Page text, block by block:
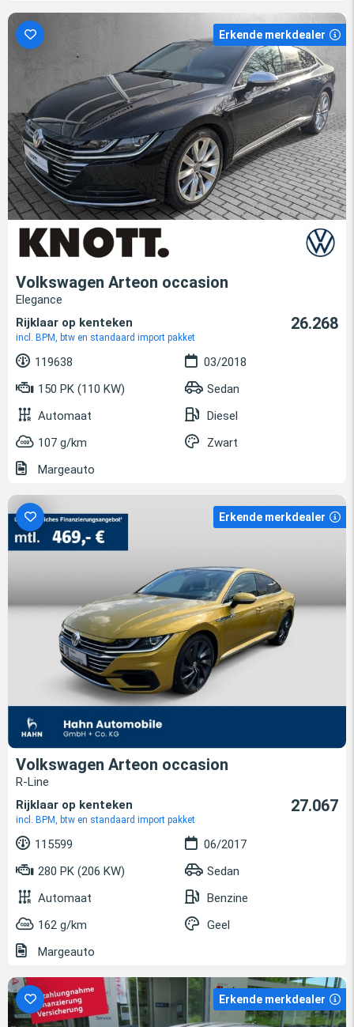
Erkende merkdealer
Volkswagen Arteon occasion
Elegance
Rijklaar op kenteken
incl. BPM, btw en standaard import pakket
26.268
119638
03/2018
150 PK (110 KW)
Sedan
Automaat
Diesel
107 g/km
Zwart
Margeauto
Erkende merkdealer
Volkswagen Arteon occasion
R-Line
Rijklaar op kenteken
incl. BPM, btw en standaard import pakket
27.067
115599
06/2017
280 PK (206 KW)
Sedan
Automaat
Benzine
162 g/km
Geel
Margeauto
Erkende merkdealer